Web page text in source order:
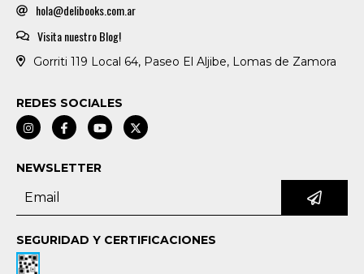
hola@delibooks.com.ar
Visita nuestro Blog!
Gorriti 119 Local 64, Paseo El Aljibe, Lomas de Zamora
REDES SOCIALES
NEWSLETTER
SEGURIDAD Y CERTIFICACIONES